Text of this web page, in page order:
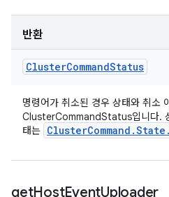
반환
ClusterCommandStatus
명령어가 취소된 경우 상태와 취소
ClusterCommandStatus입니다.
태는 ClusterCommand .State .
getHostEventUploader